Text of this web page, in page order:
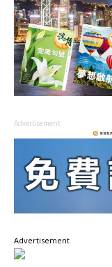
Advertisement
Advertisement